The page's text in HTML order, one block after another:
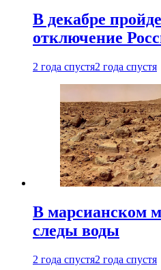
В декабре
отключение
2 года спустя2 года спустя
В марсианском
следы воды
2 года спустя2 года спустя